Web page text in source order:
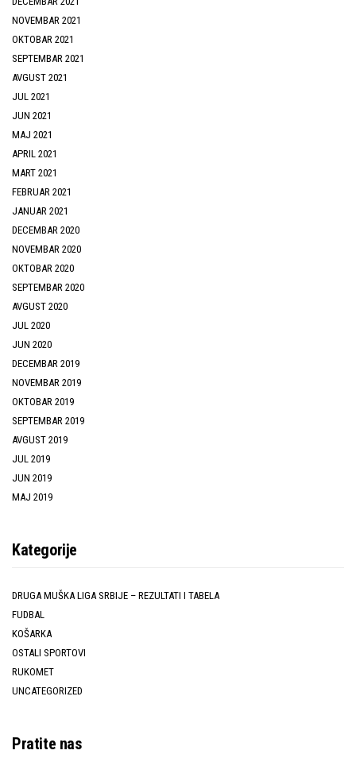
NOVEMBAR 2021
OKTOBAR 2021
SEPTEMBAR 2021
AVGUST 2021
JUL 2021
JUN 2021
MAJ 2021
APRIL 2021
MART 2021
FEBRUAR 2021
JANUAR 2021
DECEMBAR 2020
NOVEMBAR 2020
OKTOBAR 2020
SEPTEMBAR 2020
AVGUST 2020
JUL 2020
JUN 2020
DECEMBAR 2019
NOVEMBAR 2019
OKTOBAR 2019
SEPTEMBAR 2019
AVGUST 2019
JUL 2019
JUN 2019
MAJ 2019
Kategorije
DRUGA MUŠKA LIGA SRBIJE – REZULTATI I TABELA
FUDBAL
KOŠARKA
OSTALI SPORTOVI
RUKOMET
UNCATEGORIZED
Pratite nas